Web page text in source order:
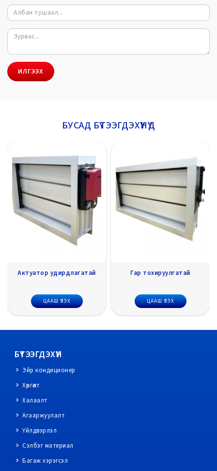
ИЛГЭЭХ
БУСАД БҮТЭЭГДЭХҮҮНҮҮД
Гар тохируулгатай
ЦААШ ҮЗЭХ
Утаа болон Галын
ЦААШ ҮЗЭХ
БҮТЭЭГДЭХҮҮН
Эйр кондиционер
Хөргөлт
Халаалт
Агааржуулалт
Үйлдвэрлэл
Сэлбэг материал
Багаж хэрэгсэл